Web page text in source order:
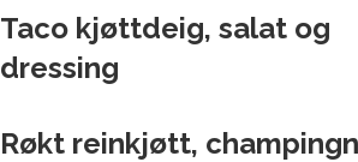
Taco kjøttdeig, salat og
dressing
Røkt reinkjøtt,